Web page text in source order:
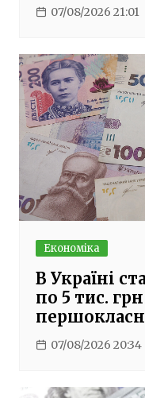
07/08/2026 21:01
Економіка
В Україні
по 5 тис.
07/08/2026 20:34